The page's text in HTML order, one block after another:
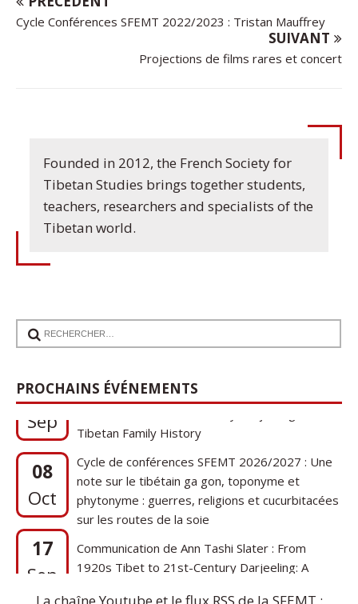
Cycle Conférences SFEMT 2022/2023 : Tristan Mauffrey
SUIVANT
Projections de films rares et concert
Founded in 2012, the French Society for
Tibetan Studies brings together students,
teachers, researchers and specialists of the
Tibetan world.
PROCHAINS ÉVÉNEMENTS
17
Sep
Communication de Ann Tashi Slater : From
1920s Tibet to 21st-Century Darjeeling: A
08
Oct
Cycle de conférences SFEMT 2026/2027 : Une
note sur le tibétain ga gon, toponyme et
phytonyme : guerres, religions et cucurbitacées
sur les routes de la soie
17
Sep
1920s Tibet to 21st-Century Darjeeling: A
Tibetan Family History